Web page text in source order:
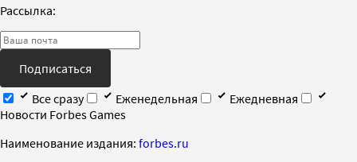
Рассылка:
Подписаться
Все сразу
Еженедельная
Ежедневная
Новости Forbes Games
Наименование издания: forbes.ru